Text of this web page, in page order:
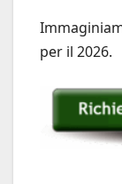
per il 2026.